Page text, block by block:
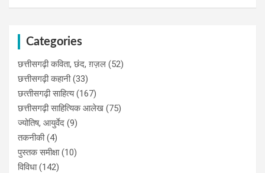
Categories
छत्तीसगढ़ी कविता, छंद, ग़ज़ल (52)
छत्तीसगढ़ी कहानी(33)
छत्‍तीसगढ़ी साहित्‍य(167)
छत्तीसगढ़ी साहित्यिक आलेख (75)
ज्योतिष, आयुर्वेद (9)
तकनीकी(4)
पुस्‍तक समीक्षा(10)
विविधा(142)